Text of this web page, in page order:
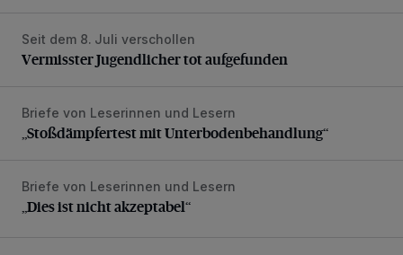
Vermisster Jugendlicher tot aufgefunden
Seit dem 8. Juli verschollen
Vermisster Jugendlicher tot aufgefunden
„Stoßdämpfertest mit Unterbodenbehandlung“
Briefe von Leserinnen und Lesern
„Stoßdämpfertest mit Unterbodenbehandlung“
„Dies ist nicht akzeptabel“
Briefe von Leserinnen und Lesern
„Dies ist nicht akzeptabel“